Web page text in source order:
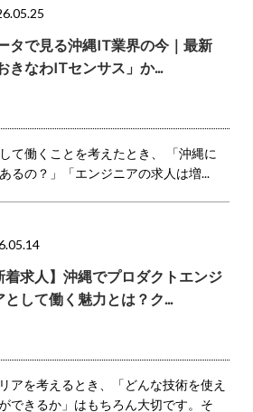
タで見る沖縄IT業界の今｜最新
きなわITセンサス」か...
て働くことを考えたとき、 「沖縄に
るの？」「エンジニアの求人は増...
着求人】沖縄でプロダクトエンジ
として働く魅力とは？ク...
アを考えるとき、「どんな技術を使え
できるか」はもちろん大切です。そ